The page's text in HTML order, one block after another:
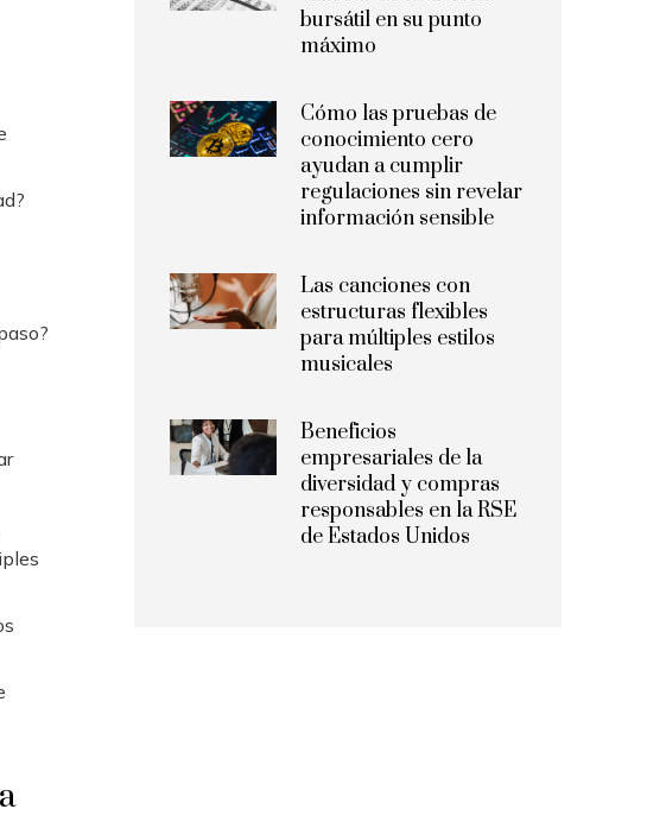
bursátil en su punto
máximo
Cómo las pruebas de
conocimiento cero
ayudan a cumplir
regulaciones sin revelar
información sensible
Las canciones con
estructuras flexibles
para múltiples estilos
musicales
Beneficios
empresariales de la
diversidad y compras
responsables en la RSE
de Estados Unidos